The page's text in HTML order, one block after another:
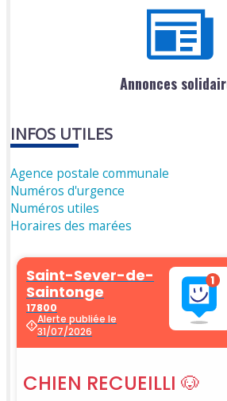
Annonces
INFOS UTILES
Agence postale communale
Numéros d'urgence
Numéros utiles
Horaires des marées